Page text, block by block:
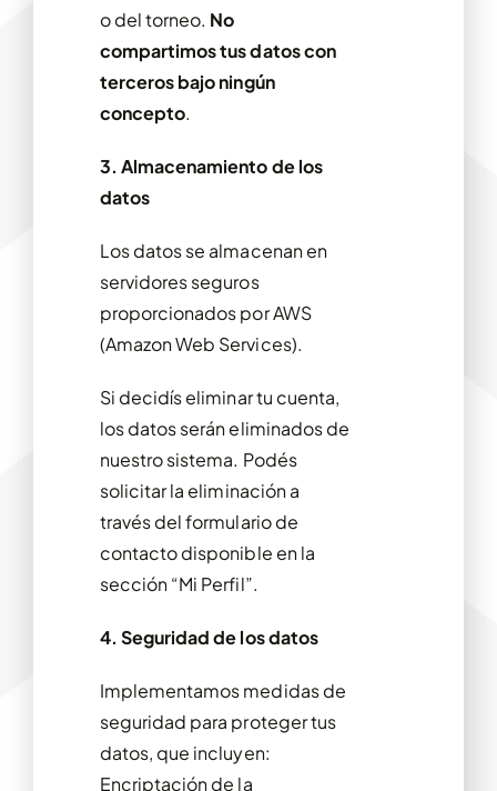
o del torneo. No
compartimos tus datos con
terceros bajo ningún
concepto.
3. Almacenamiento de los
datos
Los datos se almacenan en
servidores seguros
proporcionados por AWS
(Amazon Web Services).
Si decidís eliminar tu cuenta,
los datos serán eliminados de
nuestro sistema. Podés
solicitar la eliminación a
través del formulario de
contacto disponible en la
sección “Mi Perfil”.
4. Seguridad de los datos
Implementamos medidas de
seguridad para proteger tus
datos, que incluyen:
Encriptación de la